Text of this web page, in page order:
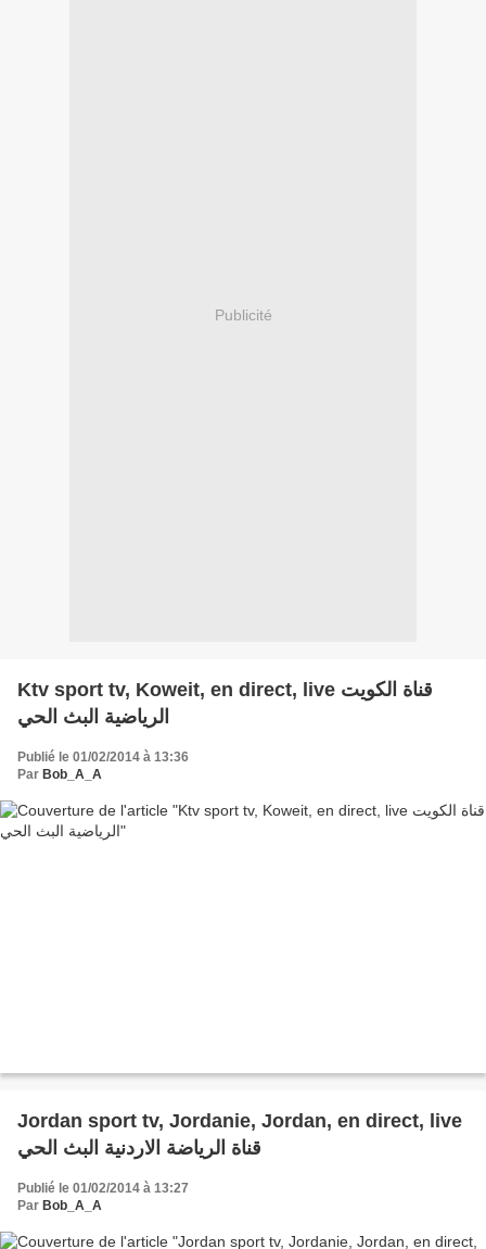
Publicité
Ktv sport tv, Koweit, en direct, live قناة الكويت
الرياضية البث الحي
Publié le 01/02/2014 à 13:36
Par Bob_A_A
Jordan sport tv, Jordanie, Jordan, en direct, live
قناة الرياضة الاردنية البث الحي
Publié le 01/02/2014 à 13:27
Par Bob_A_A